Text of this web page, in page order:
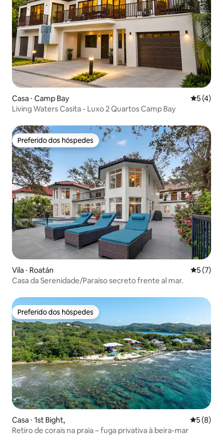
Casa ⋅ Camp Bay 5 de
5 (4)
Living Waters Casita - Luxo 2 Quartos Camp Bay
Preferido dos hóspedes
Preferido dos hóspedes
Vila ⋅ Roatán 5 de
5 (7)
Casa da Serenidade/Paraíso secreto frente al mar.
Preferido dos hóspedes
Preferido dos hóspedes
Casa ⋅ 1st Bight, 5 de
5 (8)
Retiro de corais na praia – fuga privativa à beira-mar